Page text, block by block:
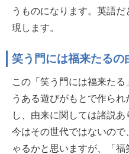
うものになります。英語
現します。
笑う門には福来たるの
この「笑う門には福来た
うある遊びがもとで作ら
し、由来に関しては諸説あ
今はその世代ではないので
ゃるかと思いますが、「